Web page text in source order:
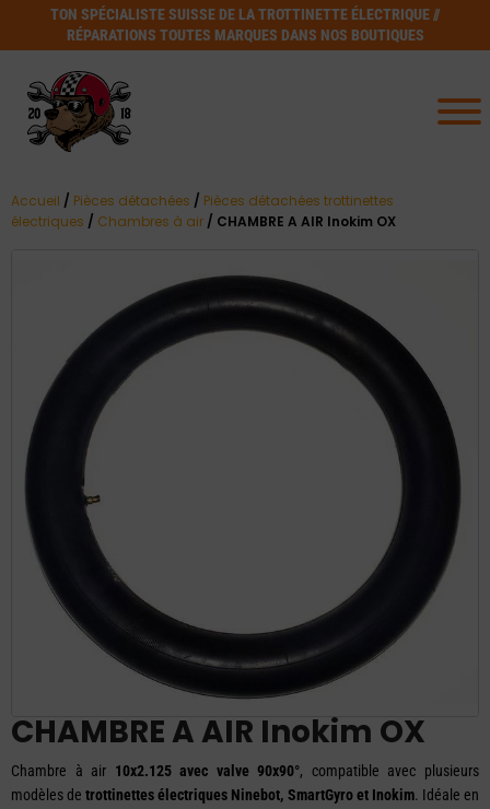
TON SPÉCIALISTE SUISSE DE LA TROTTINETTE ÉLECTRIQUE //
RÉPARATIONS TOUTES MARQUES DANS NOS BOUTIQUES
Accueil / Pièces détachées / Pièces détachées trottinettes
électriques / Chambres à air / CHAMBRE A AIR Inokim OX
CHAMBRE A AIR Inokim OX
Chambre à air 10x2.125 avec valve 90x90°, compatible avec plusieurs
modèles detrottinettes électriques Ninebot, SmartGyro et Inokim. Idéale en